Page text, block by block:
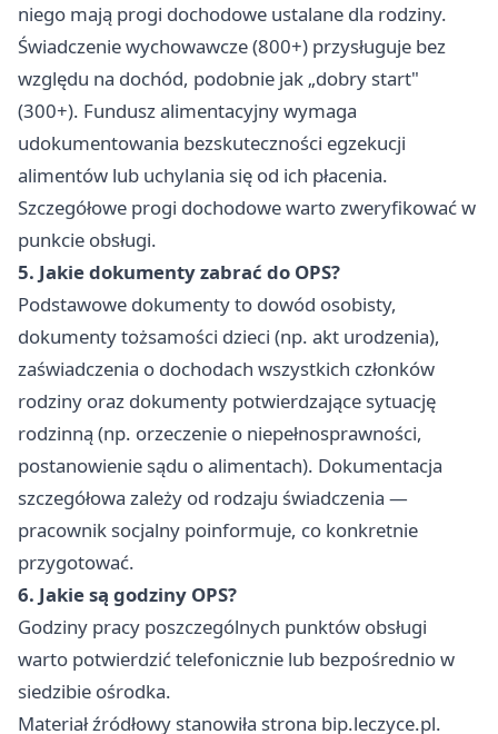
niego mają progi dochodowe ustalane dla rodziny.
Świadczenie wychowawcze (800+) przysługuje bez
względu na dochód, podobnie jak „dobry start"
(300+). Fundusz alimentacyjny wymaga
udokumentowania bezskuteczności egzekucji
alimentów lub uchylania się od ich płacenia.
Szczegółowe progi dochodowe warto zweryfikować w
punkcie obsługi.
5. Jakie dokumenty zabrać do OPS?
Podstawowe dokumenty to dowód osobisty,
dokumenty tożsamości dzieci (np. akt urodzenia),
zaświadczenia o dochodach wszystkich członków
rodziny oraz dokumenty potwierdzające sytuację
rodzinną (np. orzeczenie o niepełnosprawności,
postanowienie sądu o alimentach). Dokumentacja
szczegółowa zależy od rodzaju świadczenia —
pracownik socjalny poinformuje, co konkretnie
przygotować.
6. Jakie są godziny OPS?
Godziny pracy poszczególnych punktów obsługi
warto potwierdzić telefonicznie lub bezpośrednio w
siedzibie ośrodka.
Materiał źródłowy stanowiła strona bip.leczyce.pl.